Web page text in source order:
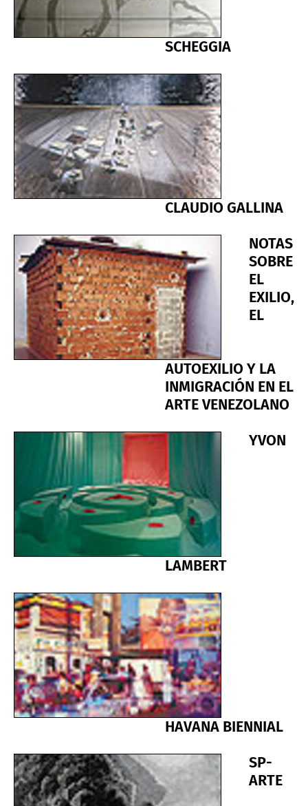
SCHEGGIA
CLAUDIO GALLINA
NOTAS
SOBRE
EL
EXILIO,
EL
AUTOEXILIO Y LA
INMIGRACIÓN EN EL
ARTE VENEZOLANO
YVON
LAMBERT
HAVANA BIENNIAL
SP-
ARTE